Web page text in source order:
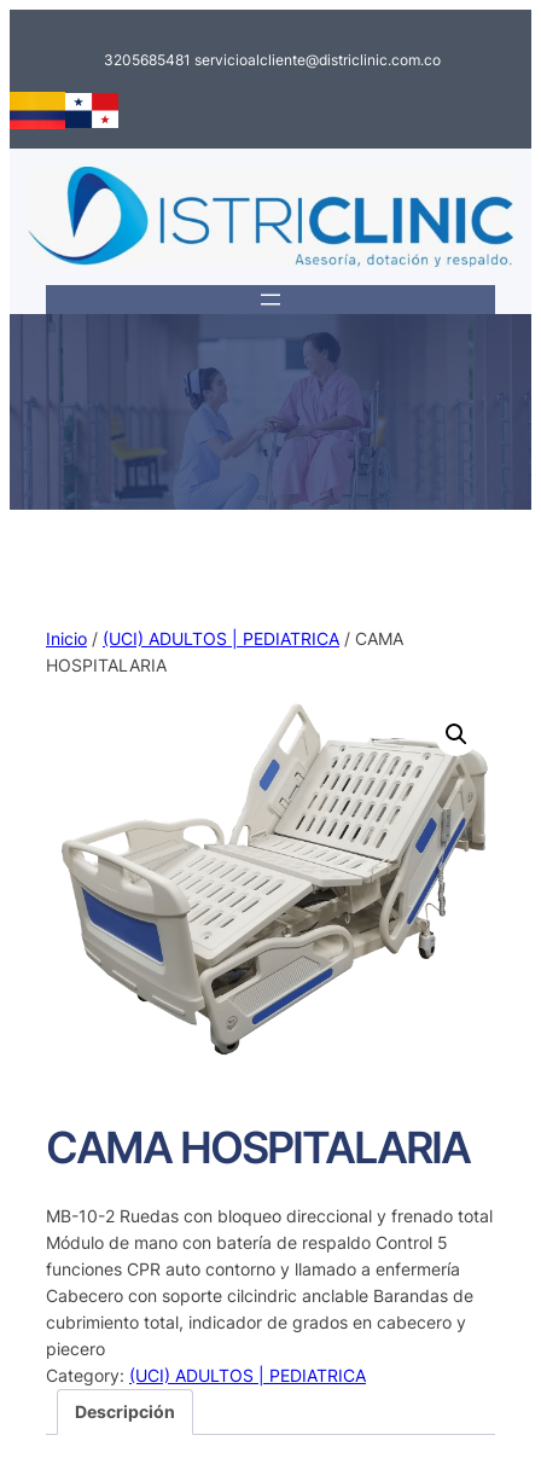
3205685481 servicioalcliente@districlinic.com.co
Inicio / (UCI) ADULTOS | PEDIATRICA / CAMA
HOSPITALARIA
CAMA HOSPITALARIA
MB-10-2 Ruedas con bloqueo direccional y frenado total
Módulo de mano con batería de respaldo Control 5
funciones CPR auto contorno y llamado a enfermería
Cabecero con soporte cilcindric anclable Barandas de
cubrimiento total, indicador de grados en cabecero y
piecero
Category: (UCI) ADULTOS | PEDIATRICA
Descripción